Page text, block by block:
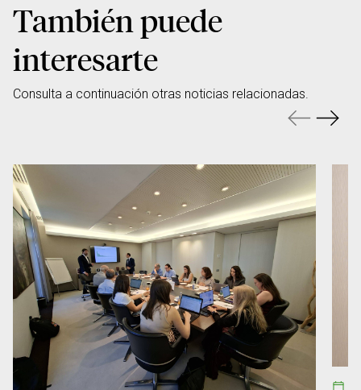
También puede
interesarte
Consulta a continuación otras noticias relacionadas.